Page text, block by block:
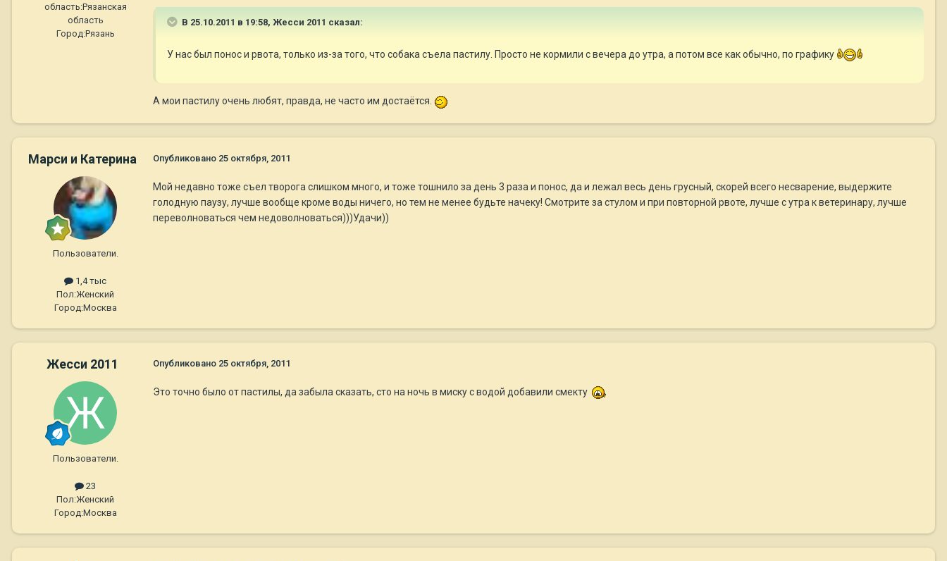
область:Рязанская
область
Город:Рязань
В 25.10.2011 в 19:58, Жесси 2011 сказал:
У нас был понос и рвота, только из-за того, что собака съела пастилу. Просто не кормили с вечера до утра, а потом все как обычно, по графику
А мои пастилу очень любят, правда, не часто им достаётся.
Марси и Катерина
Пользователи.
1,4 тыс
Пол:Женский
Город:Москва
Опубликовано 25 октября, 2011
Мой недавно тоже съел творога слишком много, и тоже тошнило за день 3 раза и понос, да и лежал весь день грусный, скорей всего несварение, выдержите
голодную паузу, лучше вообще кроме воды ничего, но тем не менее будьте начеку! Смотрите за стулом и при повторной рвоте, лучше с утра к ветеринару, лучше
переволноваться чем недоволноваться)))Удачи))
Жесси 2011
Пользователи.
23
Пол:Женский
Город:Москва
Опубликовано 25 октября, 2011
Это точно было от пастилы, да забыла сказать, сто на ночь в миску с водой добавили смекту